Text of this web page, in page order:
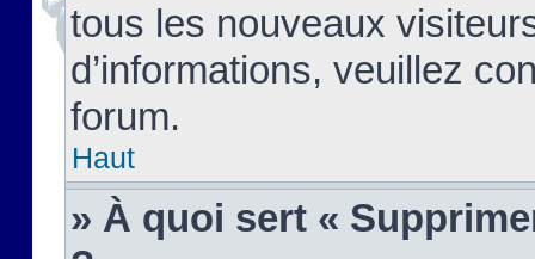
tous les nouveaux
d’informations, veuillez
forum.
Haut
» À quoi sert «